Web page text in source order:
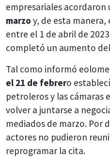
empresariales acordaron
marzo y, de esta
entre el 1 de abril de
completó un aumento
Tal como informó
el 21 de febrero
petroleros y las cámaras
volver a juntarse a
mediados de marzo. Por
actores no pudieron
reprogramar la cita.